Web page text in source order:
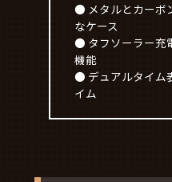
● メタルとカーボ
なケース
● タフソーラー充
機能
● デュアルタイム
イム